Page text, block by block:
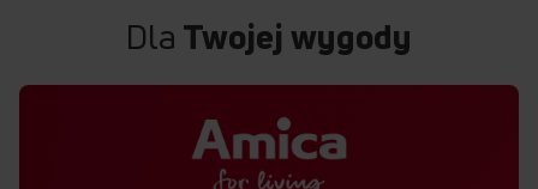
Dla Twojej wygody